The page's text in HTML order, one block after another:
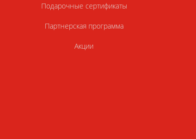
Подарочные сертификаты
Партнерская программа
Акции